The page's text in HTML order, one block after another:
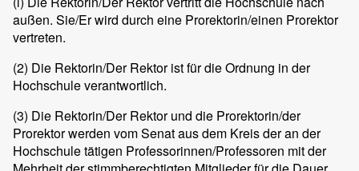
außen. Sie/Er wird durch eine Prorektorin/einen Prorektor
vertreten.
(2) Die Rektorin/Der Rektor ist für die Ordnung in der
Hochschule verantwortlich.
(3) Die Rektorin/Der Rektor und die Prorektorin/der
Prorektor werden vom Senat aus dem Kreis der an der
Hochschule tätigen Professorinnen/Professoren mit der